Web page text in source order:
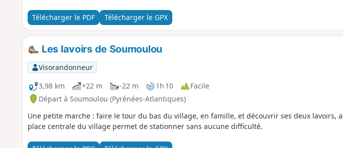
Télécharger le PDF Télécharger le GPX
Les lavoirs de Soumoulou
Visorandonneur
3,98 km
+22 m -22 m 1h 10
Facile
Départ à Soumoulou (Pyrénées-Atlantiques)
Une petite marche : faire le tour du bas du village, en famille, et découvrir ses deux lavoirs,
place centrale du village permet de stationner sans aucune difficulté.